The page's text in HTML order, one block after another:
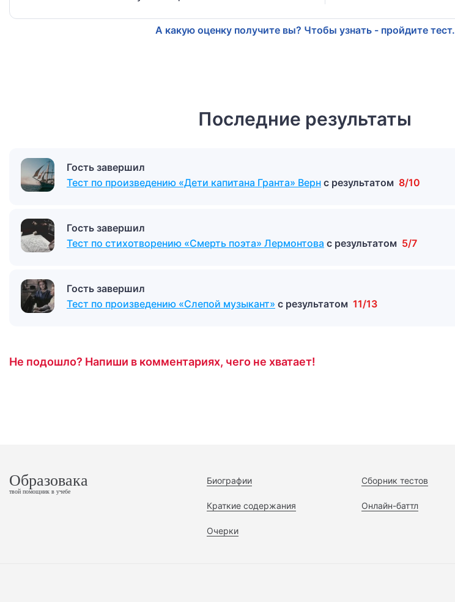
А какую оценку получите вы? Чтобы узнать - пройдите тест.
Последние результаты
Гость завершил
Тест по произведению «Дети капитана Гранта» Верн с результатом 8/10
Гость завершил
Тест по стихотворению «Смерть поэта» Лермонтова с результатом 5/7
Гость завершил
Тест по произведению «Слепой музыкант» с результатом 11/13
Не подошло? Напиши в комментариях, чего не хватает!
Образовака
твой помощник в учебе
Биографии
Краткие содержания
Очерки
Сборник тестов
Онлайн-баттл